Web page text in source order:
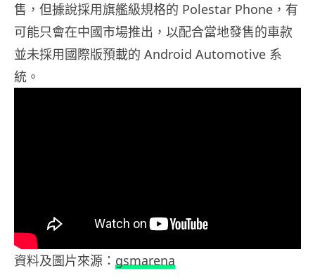
售，但據說採用旗艦級規格的 Polestar Phone，有
可能只會在中國市場推出，以配合當地發售的車款
並未採用國際版預載的 Android Automotive 系
統。
資料及圖片來源： gsmarena